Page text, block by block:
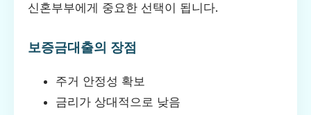
신혼부부에게 중요한 선택이 됩니다.
보증금대출의 장점
주거 안정성 확보
금리가 상대적으로 낮음